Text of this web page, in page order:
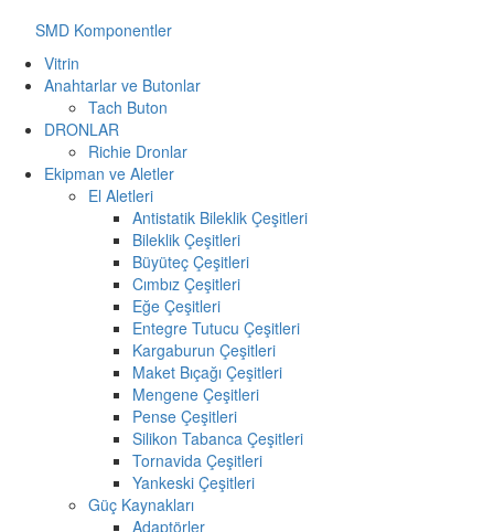
SMD Komponentler
Vitrin
Anahtarlar ve Butonlar
Tach Buton
DRONLAR
Richie Dronlar
Ekipman ve Aletler
El Aletleri
Antistatik Bileklik Çeşitleri
Bileklik Çeşitleri
Büyüteç Çeşitleri
Cımbız Çeşitleri
Eğe Çeşitleri
Entegre Tutucu Çeşitleri
Kargaburun Çeşitleri
Maket Bıçağı Çeşitleri
Mengene Çeşitleri
Pense Çeşitleri
Silikon Tabanca Çeşitleri
Tornavida Çeşitleri
Yankeski Çeşitleri
Güç Kaynakları
Adaptörler